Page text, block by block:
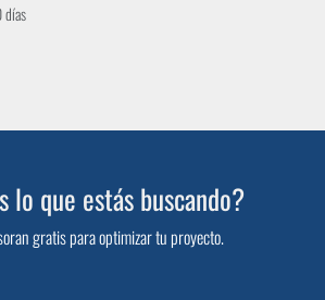
días
lo que estás buscando?
gratis para optimizar tu proyecto.